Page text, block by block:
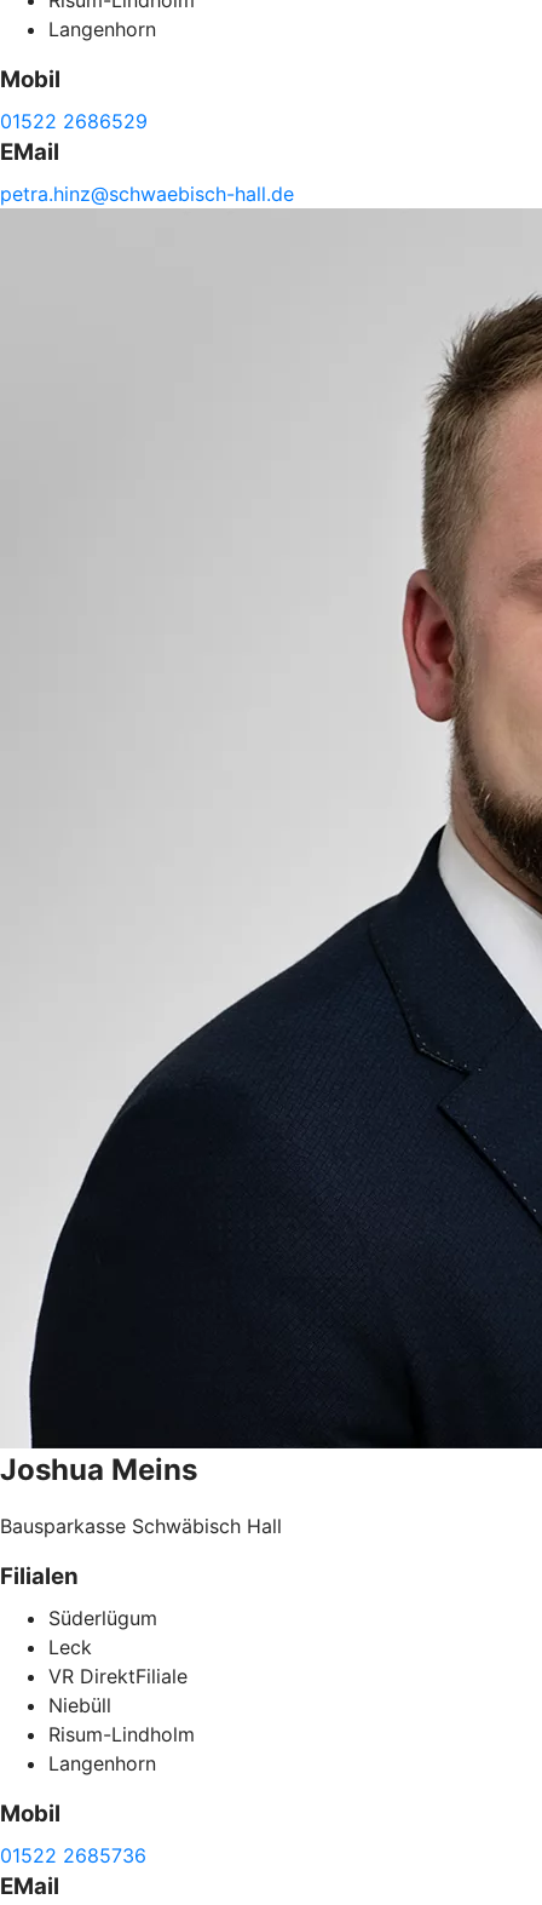
Langenhorn
Mobil
01522 2686529
EMail
petra.hinz@schwaebisch-hall.de
Joshua Meins
Bausparkasse Schwäbisch Hall
Filialen
Süderlügum
Leck
VR DirektFiliale
Niebüll
Risum-Lindholm
Langenhorn
Mobil
01522 2685736
EMail